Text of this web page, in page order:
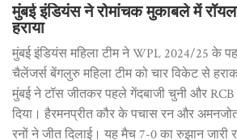
मुंबई इंडियंस ने रोमांचक मुकाबले में
हराया
मुंबई इंडियंस महिला टीम ने WPL 2024/25 के
चैलेंजर्स बेंगलुरु महिला टीम को चार विकेट से
मुंबई ने टॉस जीतकर पहले गेंदबाजी चुनी और
दिया। हैरमनप्रीत कौर के पचास रन और
रनों ने जीत दिलाई। यह मैच 7-0 का रुझान जारी